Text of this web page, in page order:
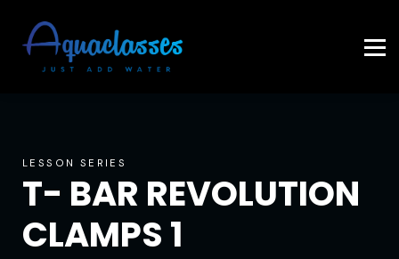
Accedi
LESSON SERIES
T- BAR REVOLUTION
CLAMPS 1